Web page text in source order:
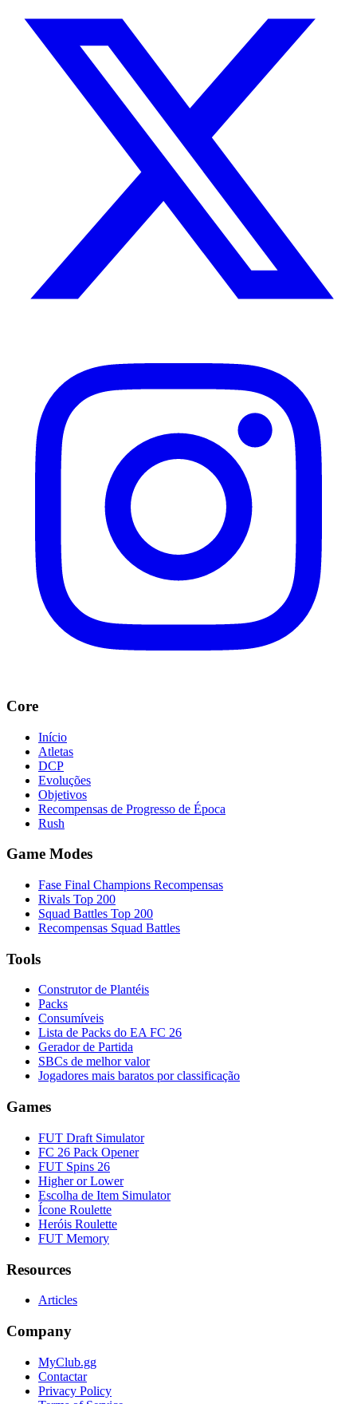
Core
Início
Atletas
DCP
Evoluções
Objetivos
Recompensas de Progresso de Época
Rush
Game Modes
Fase Final Champions Recompensas
Rivals Top 200
Squad Battles Top 200
Recompensas Squad Battles
Tools
Construtor de Plantéis
Packs
Consumíveis
Lista de Packs do EA FC 26
Gerador de Partida
SBCs de melhor valor
Jogadores mais baratos por classificação
Games
FUT Draft Simulator
FC 26 Pack Opener
FUT Spins 26
Higher or Lower
Escolha de Item Simulator
Ícone Roulette
Heróis Roulette
FUT Memory
Resources
Articles
Company
MyClub.gg
Contactar
Privacy Policy